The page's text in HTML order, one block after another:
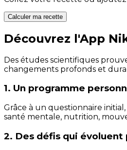
Calculer ma recette
Découvrez l'App
Des études scientifiques
changements profonds et
1. Un programme
Grâce à un questionnaire
santé mentale, nutrition,
2. Des défis qui